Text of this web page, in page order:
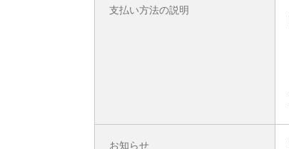
支払い方法の説明
お知らせ